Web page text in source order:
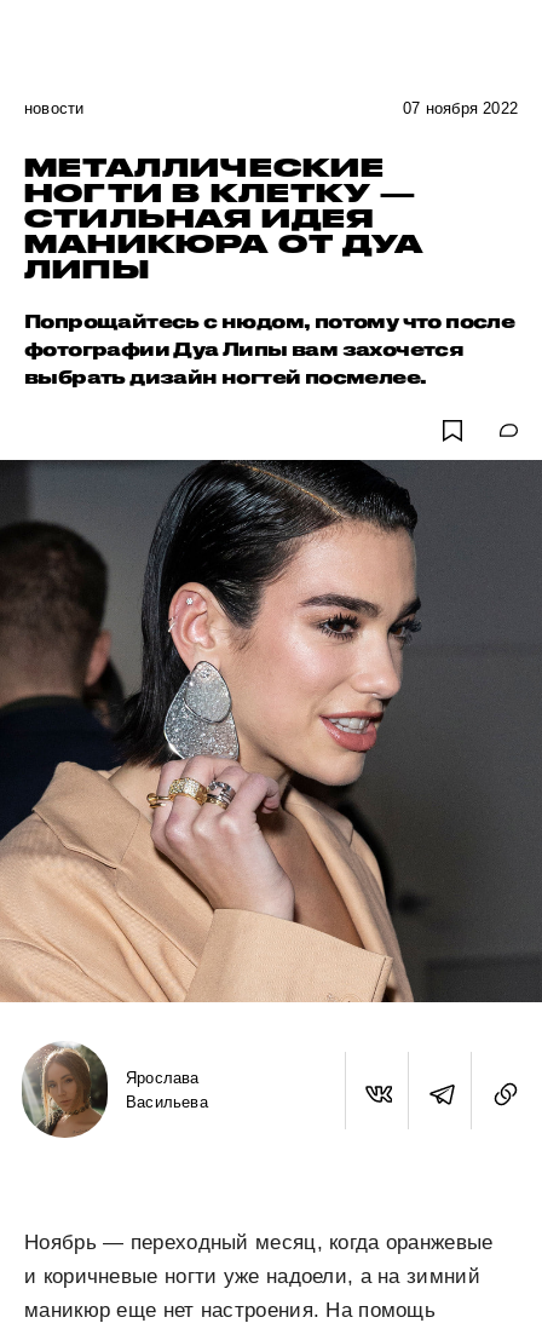
новости 07 ноября 2022
МЕТАЛЛИЧЕСКИЕ
НОГТИ В КЛЕТКУ —
СТИЛЬНАЯ ИДЕЯ
МАНИКЮРА ОТ ДУА
ЛИПЫ
Попрощайтесь с нюдом, потому что после
фотографии Дуа Липы вам захочется
выбрать дизайн ногтей посмелее.
Ярослава
Васильева
Ноябрь — переходный месяц, когда оранжевые
и коричневые ногти уже надоели, а на зимний
маникюр еще нет настроения. На помощь